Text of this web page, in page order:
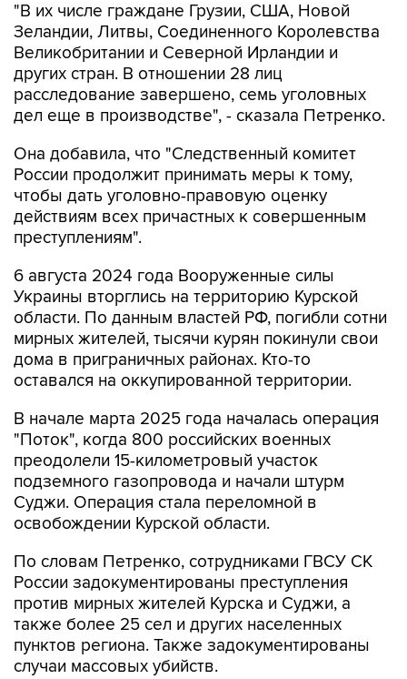
"В их числе граждане Грузии, США, Новой
Зеландии, Литвы, Соединенного Королевства
Великобритании и Северной Ирландии и
других стран. В отношении 28 лиц
расследование завершено, семь уголовных
дел еще в производстве", - сказала Петренко.
Она добавила, что "Cледственный комитет
России продолжит принимать меры к тому,
чтобы дать уголовно-правовую оценку
действиям всех причастных к совершенным
преступлениям".
6 августа 2024 года Вооруженные силы
Украины вторглись на территорию Курской
области. По данным властей РФ, погибли сотни
мирных жителей, тысячи курян покинули свои
дома в приграничных районах. Кто-то
оставался на оккупированной территории.
В начале марта 2025 года началась операция
"Поток", когда 800 российских военных
преодолели 15-километровый участок
подземного газопровода и начали штурм
Суджи. Операция стала переломной в
освобождении Курской области.
По словам Петренко, сотрудниками ГВСУ СК
России задокументированы преступления
против мирных жителей Курска и Суджи, а
также более 25 сел и других населенных
пунктов региона. Также задокументированы
случаи массовых убийств.